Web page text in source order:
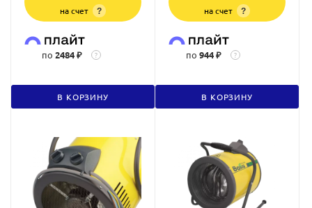
на счет
?
по 2484 ₽ ?
В КОРЗИНУ
на счет
?
по 944 ₽ ?
В КОРЗИНУ